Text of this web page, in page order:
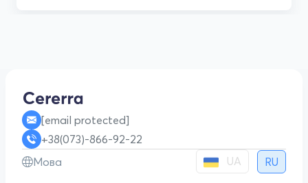
[email protected]
+38(073)-866-92-22
Мова
UA RU